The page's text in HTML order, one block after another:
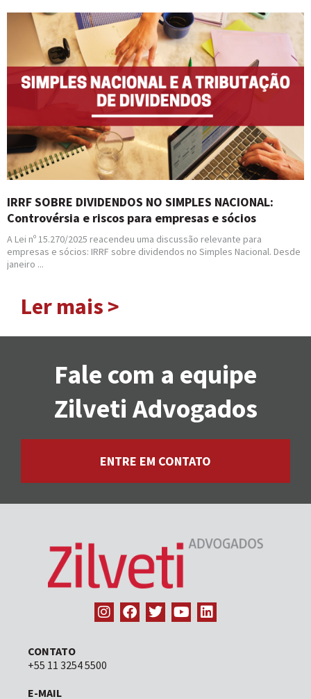
IRRF SOBRE DIVIDENDOS NO SIMPLES NACIONAL:
Controvérsia e riscos para empresas e sócios
A Lei nº 15.270/2025 reacendeu uma discussão relevante para
empresas e sócios: IRRF sobre dividendos no Simples Nacional. Desde
janeiro ...
Ler mais >
Fale com a equipe
Zilveti Advogados
ENTRE EM CONTATO
CONTATO
+55 11 3254 5500
E-MAIL